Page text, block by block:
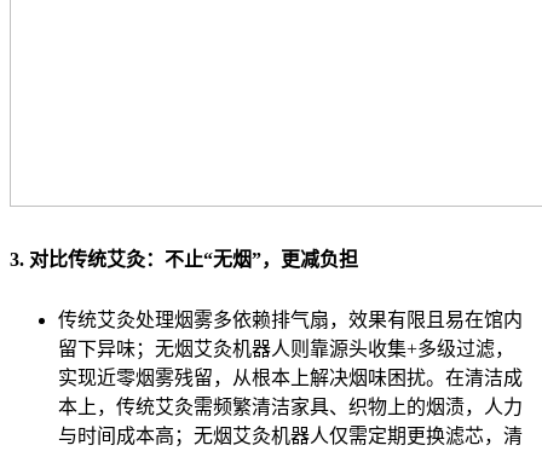
3. 对比传统艾灸：不止“无烟”，更减负担
传统艾灸处理烟雾多依赖排气扇，效果有限且易在馆内
留下异味；无烟艾灸机器人则靠源头收集+多级过滤，
实现近零烟雾残留，从根本上解决烟味困扰。在清洁成
本上，传统艾灸需频繁清洁家具、织物上的烟渍，人力
与时间成本高；无烟艾灸机器人仅需定期更换滤芯，清